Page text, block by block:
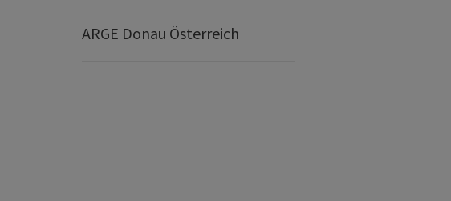
ARGE Donau Österreich